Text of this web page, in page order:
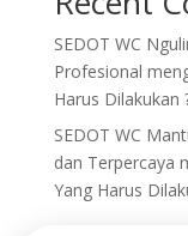
SEDOT WC
Profesional
Harus Dilakukan
SEDOT WC
dan Terpercaya
Yang Harus